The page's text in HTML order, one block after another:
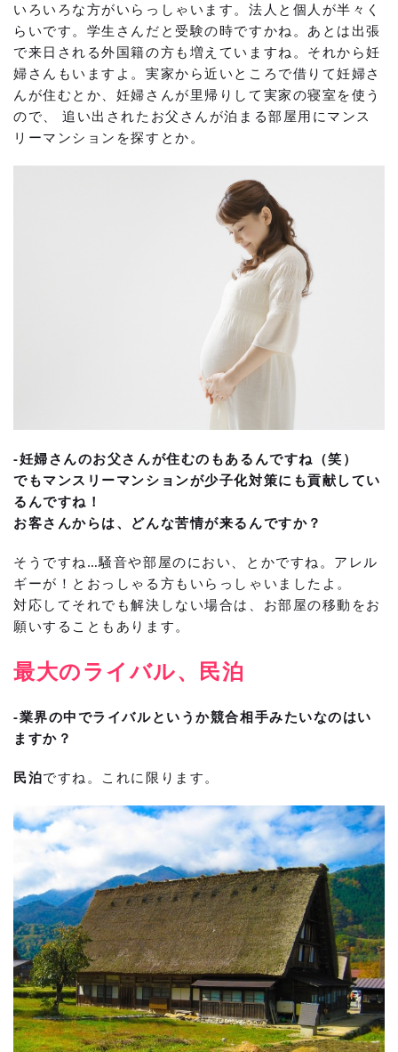
いろいろな方がいらっしゃいます。法人と個人が半々く
らいです。学生さんだと受験の時ですかね。あとは出張
で来日される外国籍の方も増えていますね。それから妊
婦さんもいますよ。実家から近いところで借りて妊婦さ
んが住むとか、妊婦さんが里帰りして実家の寝室を使う
ので、 追い出されたお父さんが泊まる部屋用にマンス
リーマンションを探すとか。
-妊婦さんのお父さんが住むのもあるんですね（笑）
でもマンスリーマンションが少子化対策にも貢献してい
るんですね！
お客さんからは、どんな苦情が来るんですか？
そうですね…騒音や部屋のにおい、とかですね。アレル
ギーが！とおっしゃる方もいらっしゃいましたよ。
対応してそれでも解決しない場合は、お部屋の移動をお
願いすることもあります。
最大のライバル、民泊
-業界の中でライバルというか競合相手みたいなのはい
ますか？
民泊ですね。これに限ります。